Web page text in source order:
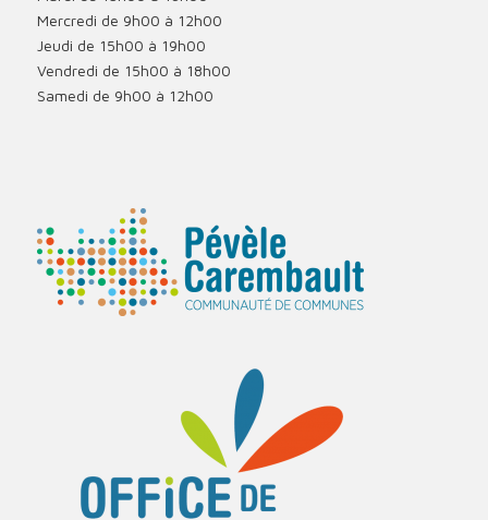
Mercredi de 9h00 à 12h00
Jeudi de 15h00 à 19h00
Vendredi de 15h00 à 18h00
Samedi de 9h00 à 12h00